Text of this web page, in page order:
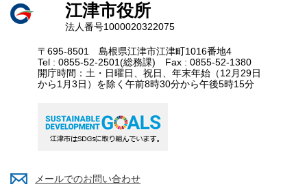
江津市役所
法人番号1000020322075
〒695-8501 島根県江津市江津町1016番地4
Tel : 0855-52-2501(総務課) Fax : 0855-52-1380
開庁時間：土・日曜日、祝日、年末年始（12月29日
から1月3日）を除く午前8時30分から午後5時15分
メールでのお問い合わせ